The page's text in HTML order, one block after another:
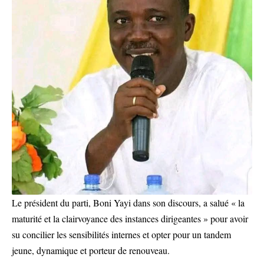
Le président du parti, Boni Yayi dans son discours, a salué « la
maturité et la clairvoyance des instances dirigeantes » pour avoir
su concilier les sensibilités internes et opter pour un tandem
jeune, dynamique et porteur de renouveau.